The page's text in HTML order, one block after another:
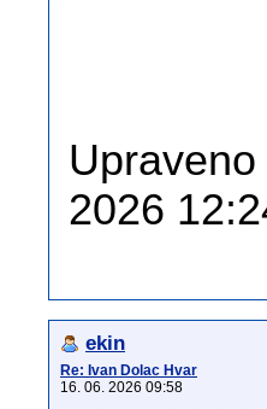
2026
ekin
Re: Ivan Dolac Hvar
16. 06. 2026 09:58